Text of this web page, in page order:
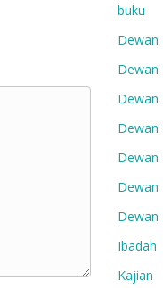
buku
Dewan
Dewan
Dewan
Dewan
Dewan
Dewan
Dewan
Ibadah
Kajian